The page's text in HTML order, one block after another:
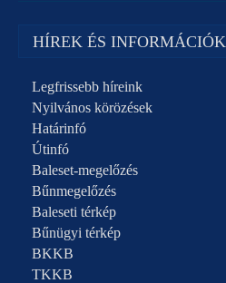
HÍREK ÉS INFORMÁCIÓK
Legfrissebb híreink
Nyilvános körözések
Határinfó
Útinfó
Baleset-megelőzés
Bűnmegelőzés
Baleseti térkép
Bűnügyi térkép
BKKB
TKKB